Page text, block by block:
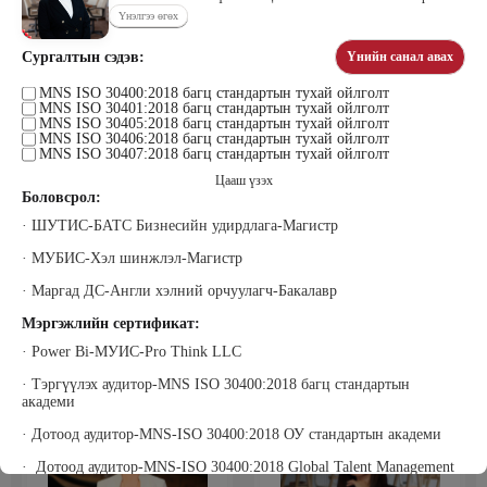
Үнэлгээ өгөх
Сургалтын сэдэв: Үнийн санал авах
MNS ISO 30400:2018 багц стандартын тухай ойлголт
MNS ISO 30401:2018 багц стандартын тухай ойлголт
MNS ISO 30405:2018 багц стандартын тухай ойлголт
MNS ISO 30406:2018 багц стандартын тухай ойлголт
MNS ISO 30407:2018 багц стандартын тухай ойлголт
Цааш үзэх
Боловсрол:
· ШУТИС-БАТС Бизнесийн удирдлага-Магистр
· МУБИС-Хэл шинжлэл-Магистр
· Маргад ДС-Англи хэлний орчуулагч-Бакалавр
Мэргэжлийн сертификат:
· Power Bi-МУИС-Pro Think LLC
· Тэргүүлэх аудитор-MNS ISO 30400:2018 багц стандартын
академи
· Дотоод аудитор-MNS-ISO 30400:2018 ОУ стандартын академи
· Дотоод аудитор-MNS-ISO 30400:2018 Global Talent Management
Тогтох Дэнсмаа
Дэмас Ред Камел ХХК Үүсгэн
байгуулагч
Жавзандулам Гантулга
Сэтгэцийн эрүүл мэндийн үндэсний
төвд Сэтгэл засалч, Донтох эмгэг
судлаач
Жаргалсайхан Ням-Эрдэнэ
Би Пи Солюшн ХХК-ны Гүйцэтгэх
захирал